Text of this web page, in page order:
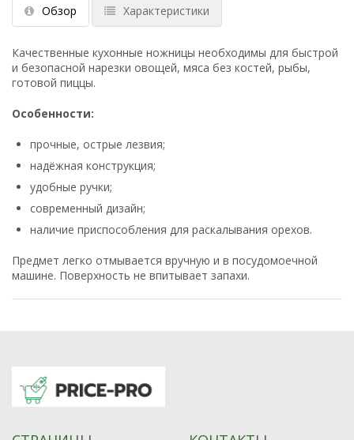
Обзор Характеристики
Качественные кухонные ножницы необходимы для быстрой
и безопасной нарезки овощей, мяса без костей, рыбы,
готовой пиццы.
Особенности:
прочные, острые лезвия;
надёжная конструкция;
удобные ручки;
современный дизайн;
наличие приспособления для раскалывания орехов.
Предмет легко отмывается вручную и в посудомоечной
машине. Поверхность не впитывает запахи.